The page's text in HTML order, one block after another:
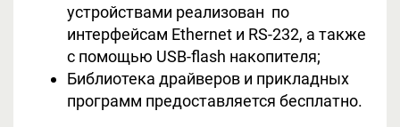
устройствами реализован по
интерфейсам Ethernet и RS-232, а также
с помощью USB-flash накопителя;
Библиотека драйверов и прикладных
программ предоставляется бесплатно.